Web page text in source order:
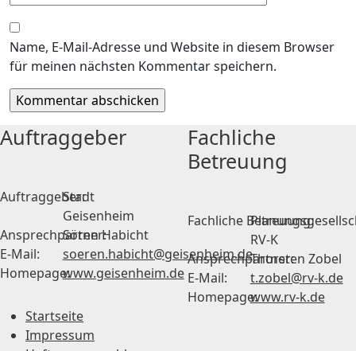
Name, E-Mail-Adresse und Website in diesem Browser
für meinen nächsten Kommentar speichern.
Auftraggeber
Auftraggeber:
Stadt
Geisenheim
Ansprechpartner:Sören Habicht
E-Mail:
soeren.habicht@geisenheim.de
Homepage:www.geisenheim.de
Fachliche
Betreuung
Fachliche Betreuung:
RV-K
Ansprechpartner:Thorsten Zobel
E-Mail:
t.zobel@rv-k.de
Homepage:www.rv-k.de
Startseite
Impressum